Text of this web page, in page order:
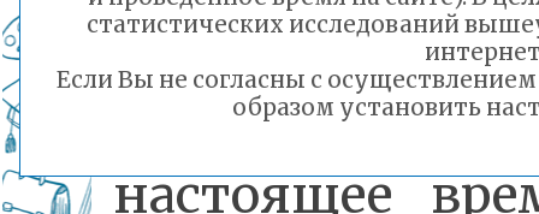
настоящее
статистических исследований
Если Вы не согласны с
образом установить